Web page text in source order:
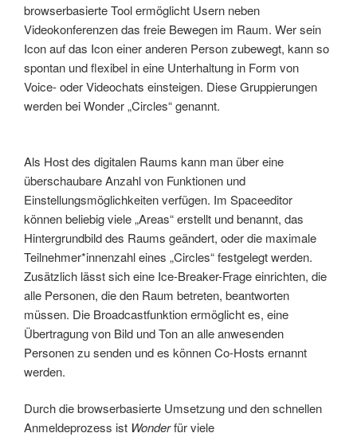
browserbasierte Tool ermöglicht Usern neben
Videokonferenzen das freie Bewegen im Raum. Wer sein
Icon auf das Icon einer anderen Person zubewegt, kann so
spontan und flexibel in eine Unterhaltung in Form von
Voice- oder Videochats einsteigen. Diese Gruppierungen
werden bei Wonder „Circles“ genannt.
Als Host des digitalen Raums kann man über eine
überschaubare Anzahl von Funktionen und
Einstellungsmöglichkeiten verfügen. Im Spaceeditor
können beliebig viele „Areas“ erstellt und benannt, das
Hintergrundbild des Raums geändert, oder die maximale
Teilnehmer*innenzahl eines „Circles“ festgelegt werden.
Zusätzlich lässt sich eine Ice-Breaker-Frage einrichten, die
alle Personen, die den Raum betreten, beantworten
müssen. Die Broadcastfunktion ermöglicht es, eine
Übertragung von Bild und Ton an alle anwesenden
Personen zu senden und es können Co-Hosts ernannt
werden.
Durch die browserbasierte Umsetzung und den schnellen
Anmeldeprozess ist Wonderfür viele